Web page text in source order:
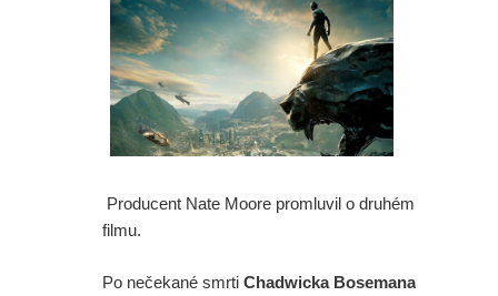
Producent Nate Moore promluvil o druhém
filmu.
Po nečekané smrti Chadwicka Bosemana